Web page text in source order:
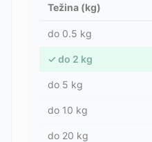
Težina (kg)
do 0.5 kg
✓ do 2 kg
do 5 kg
do 10 kg
do 20 kg